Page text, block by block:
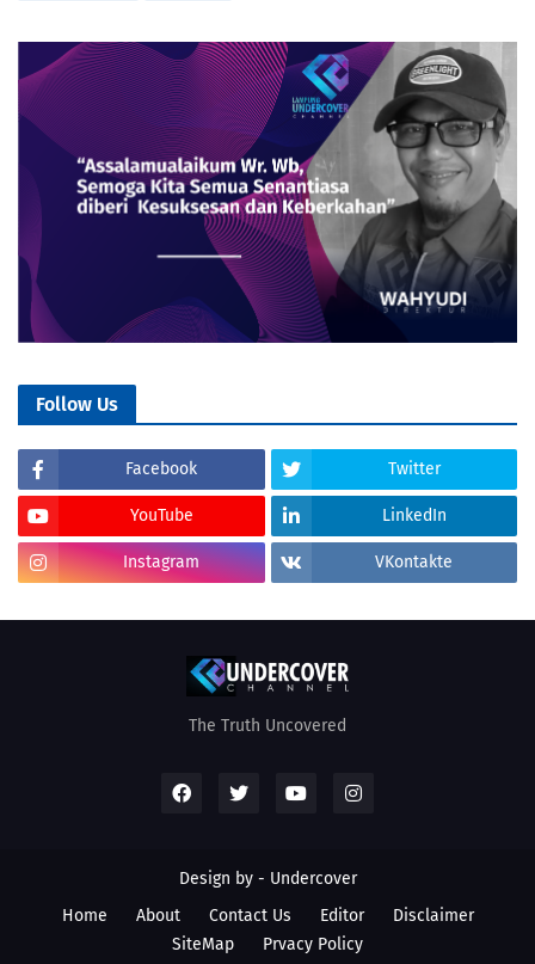
Follow Us
Facebook Twitter
YouTube LinkedIn
Instagram VKontakte
The Truth Uncovered
Design by - Undercover
Home
About Contact Us Editor
Disclaimer
SiteMap
Prvacy Policy